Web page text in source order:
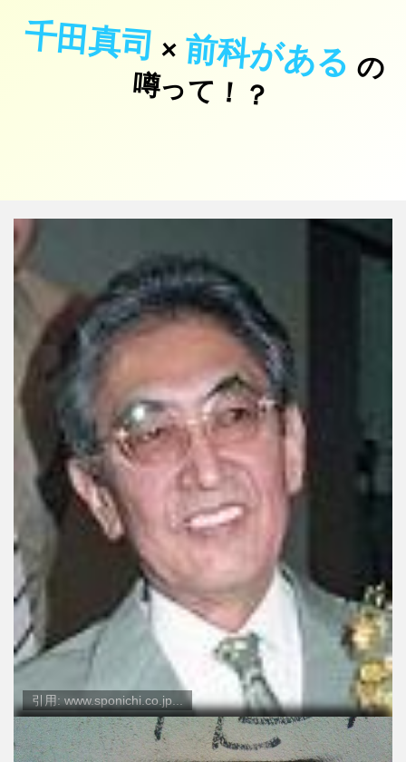
千田真司 ×前科がある の
噂
っ
て
！
？
引用: www.sponichi.co.jp...